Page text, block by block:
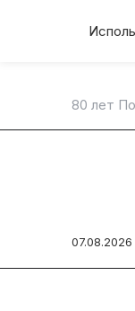
80 лет
07.08.2026